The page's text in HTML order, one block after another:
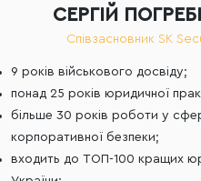
СЕРГІЙ
Співзасновник SK
9 років військового досвіду;
понад 25 років юридичної
більше 30 років роботи у
корпоративної безпеки;
входить до ТОП-100 кращих